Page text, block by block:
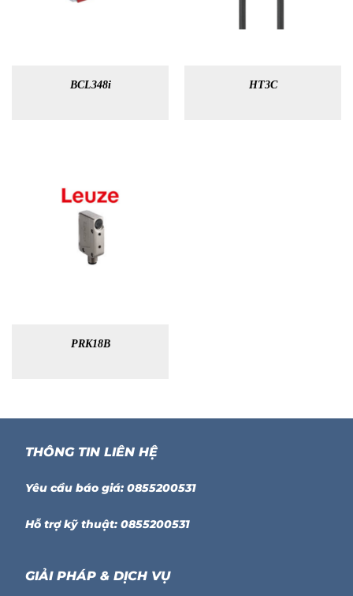
BCL348i HT3C
PRK18B
THÔNG TIN LIÊN HỆ
Yêu cầu báo giá: 0855200531
Hỗ trợ kỹ thuật: 0855200531
GIẢI PHÁP & DỊCH VỤ